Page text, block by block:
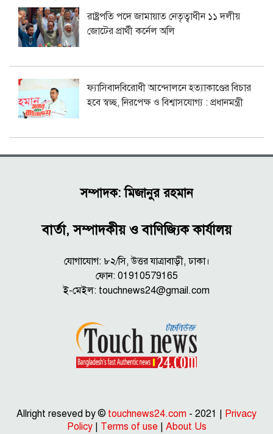
রাষ্ট্রপতি পদে জামায়াত নেতৃত্বাধীন ১১ দলীয়
জোটের প্রার্থী কর্নেল অলি
ফ্যাসিবাদবিরোধী আন্দোলনে হত্যাকাণ্ডের বিচার
হবে স্বচ্ছ, নিরপেক্ষ ও বিশ্বাসযোগ্য : প্রধানমন্ত্রী
সম্পাদক: মিজানুর রহমান
বার্তা, সম্পাদকীয় ও বাণিজ্যিক কার্যালয়
যোগাযোগ: ৮২/সি, উত্তর যাত্রাবাড়ী, ঢাকা।
ফোন: 01910579165
ই-মেইল: touchnews24@gmail.com
Allright reseved by © touchnews24.com - 2021 | Privacy
Policy| Terms of use | About Us